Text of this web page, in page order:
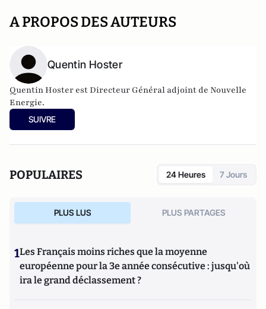
A PROPOS DES AUTEURS
Quentin Hoster
Quentin Hoster est Directeur Général adjoint de Nouvelle
Energie.
SUIVRE
POPULAIRES 24 Heures 7 Jours
PLUS LUS PLUS PARTAGES
1Les Français moins riches que la moyenne
européenne pour la 3e année consécutive : jusqu'où
ira le grand déclassement ?